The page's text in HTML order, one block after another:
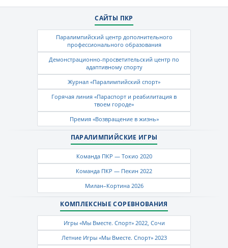
САЙТЫ ПКР
Паралимпийский центр дополнительного
профессионального образования
Демонстрационно-просветительский центр по
адаптивному спорту
Журнал «Паралимпийский спорт»
Горячая линия «Параспорт и реабилитация в
твоем городе»
Премия «Возвращение в жизнь»
ПАРАЛИМПИЙСКИЕ ИГРЫ
Команда ПКР — Токио 2020
Команда ПКР — Пекин 2022
Милан–Кортина 2026
КОМПЛЕКСНЫЕ СОРЕВНОВАНИЯ
Игры «Мы Вместе. Спорт» 2022, Сочи
Летние Игры «Мы Вместе. Спорт» 2023